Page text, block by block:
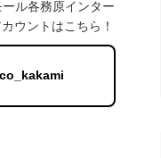
ル各務原インター
ウントはこちら！